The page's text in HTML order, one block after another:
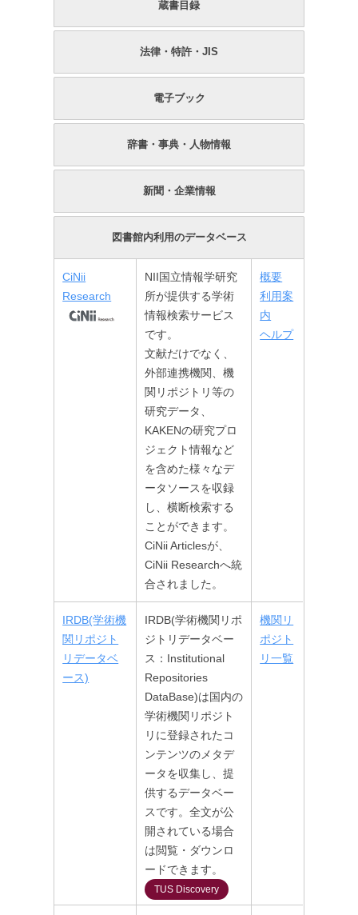
蔵書目録
法律・特許・JIS
電子ブック
辞書・事典・人物情報
新聞・企業情報
図書館内利用のデータベース
CiNii
Research
NII国立情報学研究
所が提供する学術
情報検索サービス
です。
文献だけでなく、
外部連携機関、機
関リポジトリ等の
研究データ、
KAKENの研究プロ
ジェクト情報など
を含めた様々なデ
ータソースを収録
し、横断検索する
ことができます。
CiNii Articlesが、
CiNii Researchへ統
合されました。
概要
利用案
内
ヘルプ
IRDB(学術機
関リポジト
リデータベ
ース)
IRDB(学術機関リポ
ジトリデータベー
ス：Institutional
Repositories
DataBase)は国内の
学術機関リポジト
リに登録されたコ
ンテンツのメタデ
ータを収集し、提
供するデータベー
スです。全文が公
開されている場合
は閲覧・ダウンロ
ードできます。
TUS Discovery
機関リ
ポジト
リ一覧